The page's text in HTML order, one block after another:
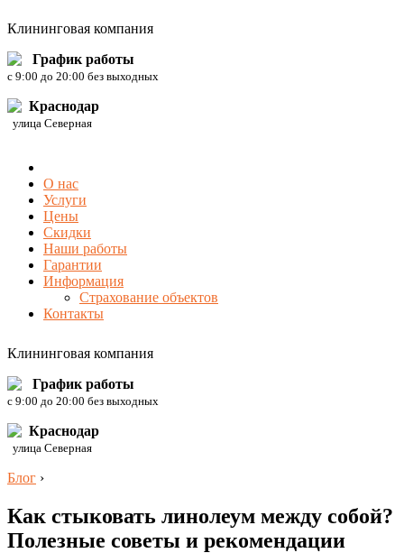
Клининговая компания
График работы
c 9:00 до 20:00 без выходных
Краснодар
улица Северная
О нас
Услуги
Цены
Скидки
Наши работы
Гарантии
Информация
Страхование объектов
Контакты
Клининговая компания
График работы
c 9:00 до 20:00 без выходных
Краснодар
улица Северная
Блог ›
Как стыковать линолеум между собой?
Полезные советы и рекомендации